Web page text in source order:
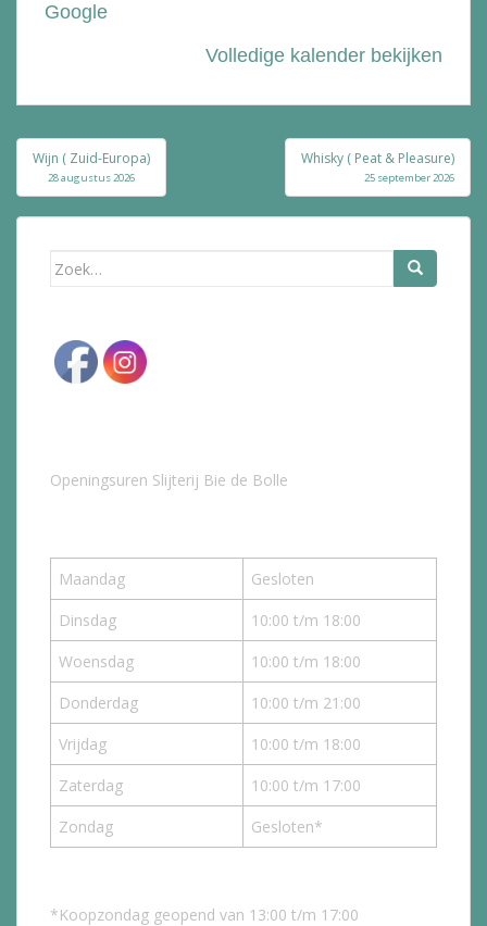
Google
Volledige kalender bekijken
Bericht
navigatie
Wijn ( Zuid-Europa)
28 augustus 2026
Whisky ( Peat & Pleasure)
25 september 2026
Zoek
Openingsuren Slijterij Bie de Bolle
Maandag
Gesloten
Dinsdag
10:00 t/m 18:00
Woensdag
10:00 t/m 18:00
Donderdag
10:00 t/m 21:00
Vrijdag
10:00 t/m 18:00
Zaterdag
10:00 t/m 17:00
Zondag
Gesloten*
*Koopzondag geopend van 13:00 t/m 17:00